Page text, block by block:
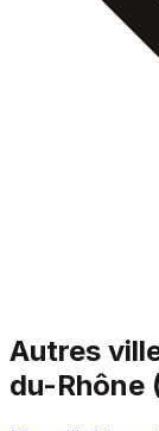
Autres
du-Rhône